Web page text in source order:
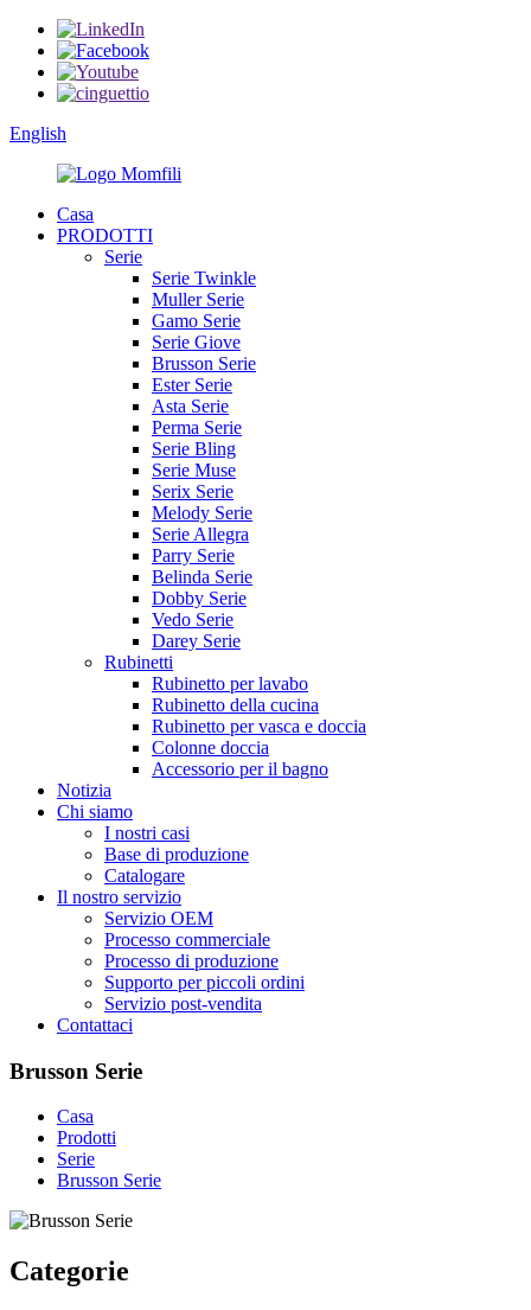
English
Casa
PRODOTTI
Serie
Serie Twinkle
Muller Serie
Gamo Serie
Serie Giove
Brusson Serie
Ester Serie
Asta Serie
Perma Serie
Serie Bling
Serie Muse
Serix Serie
Melody Serie
Serie Allegra
Parry Serie
Belinda Serie
Dobby Serie
Vedo Serie
Darey Serie
Rubinetti
Rubinetto per lavabo
Rubinetto della cucina
Rubinetto per vasca e doccia
Colonne doccia
Accessorio per il bagno
Notizia
Chi siamo
I nostri casi
Base di produzione
Catalogare
Il nostro servizio
Servizio OEM
Processo commerciale
Processo di produzione
Supporto per piccoli ordini
Servizio post-vendita
Contattaci
Brusson Serie
Casa
Prodotti
Serie
Brusson Serie
Categorie